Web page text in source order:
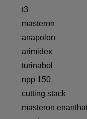
t3
masteron
anapolon
arimidex
turinabol
npp 150
cutting stack
masteron